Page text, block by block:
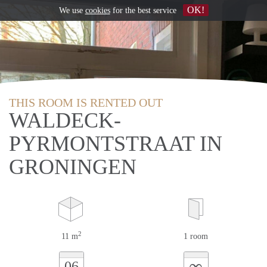
THIS ROOM IS RENTED OUT
WALDECK-
PYRMONTSTRAAT IN
GRONINGEN
11 m2 1 room
We use cookiesfor the best service OK!